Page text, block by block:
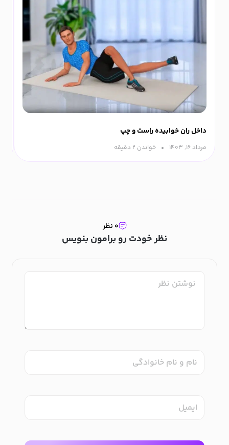
داخل ران خوابیده راست و چپ
مرداد ۱۶, ۱۴۰۳ خواندن ۲ دقیقه‌
نظر خودت رو برامون بنویس
۰ نظر
نام و نام خانوادگی
ایمیل